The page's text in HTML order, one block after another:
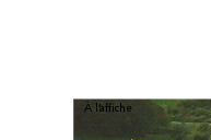
À l’affiche